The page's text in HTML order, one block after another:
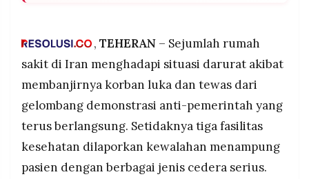
PT.
MEDIA
PRAMUDITA
dengan pasien luka tembak di bagian vital,
Protes anti-pemerintah meluas ke 100+ kota
sejak dua pekan lalu, dipicu kesulitan ekonomi,
ratusan terluka dan ditahan.
AS ancam respons militer, Trump tawarkan
bantuan: Washington peringatkan Iran soal
pembunuhan demonstran, pemerintah Iran balas
, TEHERAN– Sejumlah rumah
sakit di Iran menghadapi situasi darurat akibat
membanjirnya korban luka dan tewas dari
gelombang demonstrasi anti-pemerintah yang
terus berlangsung. Setidaknya tiga fasilitas
kesehatan dilaporkan kewalahan menampung
pasien dengan berbagai jenis cedera serius.